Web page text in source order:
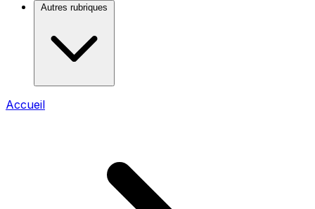
Autres rubriques
Accueil